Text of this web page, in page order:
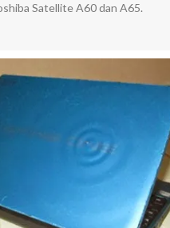
Satellite A60 dan A65.